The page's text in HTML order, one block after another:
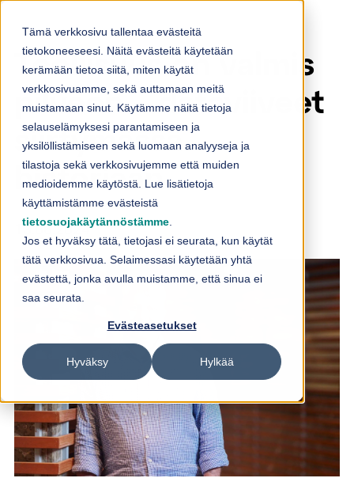
Tämä verkkosivu tallentaa evästeitä
tietokoneeseesi. Näitä evästeitä käytetään
kerämään tietoa siitä, miten käytät
verkkosivuamme, sekä auttamaan meitä
muistamaan sinut. Käytämme näitä tietoja
selauselämyksesi parantamiseen ja
yksilöllistämiseen sekä luomaan analyyseja ja
tilastoja sekä verkkosivujemme että muiden
medioidemme käytöstä. Lue lisätietoja
käyttämistämme evästeistä
tietosuojakäytännöstämme
Jos et hyväksy tätä, tietojasi ei seurata, kun käytät
tätä verkkosivua. Selaimessasi käytetään yhtä
evästettä, jonka avulla muistamme, että sinua ei
saa seurata.
Evästeasetukset
Hyväksy Hylkää
Teollisuus on valmis
pilveen – dataviiveet
siirtymässä
historiaan
13.06.2024